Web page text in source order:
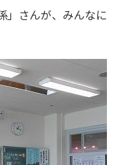
」さんが、みんなに